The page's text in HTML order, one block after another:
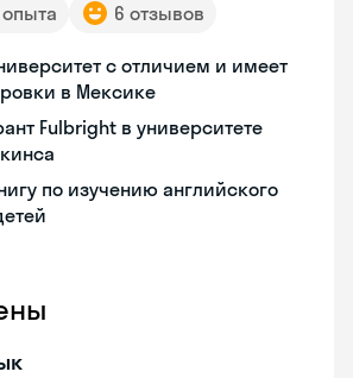
6 отзывов
с отличием и имеет
в Мексике
Fulbright в университете
по изучению английского